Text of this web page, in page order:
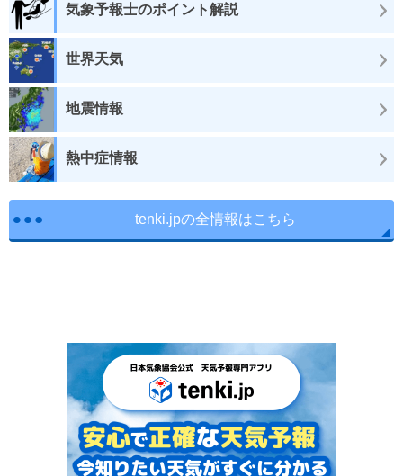
気象予報士のポイント解説
世界天気
地震情報
熱中症情報
tenki.jpの全情報はこちら